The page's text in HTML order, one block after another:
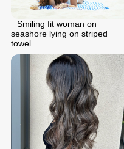
Smiling fit woman on
seashore lying on striped
towel